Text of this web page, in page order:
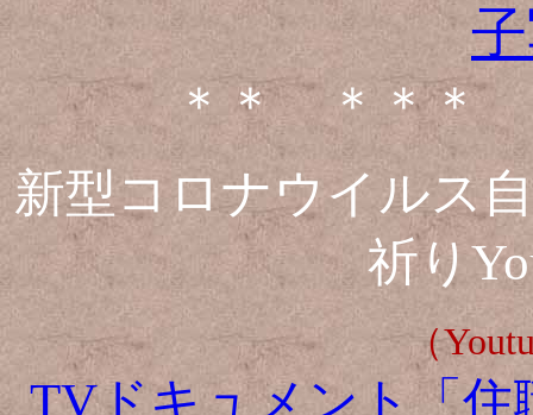
＊＊ ＊＊＊
新型コロナウイルス
祈り
（
TVドキュメント「